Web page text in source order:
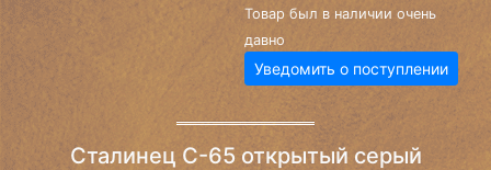
Товар был в наличии очень
давно
Уведомить о поступлении
Сталинец С-65 открытый серый